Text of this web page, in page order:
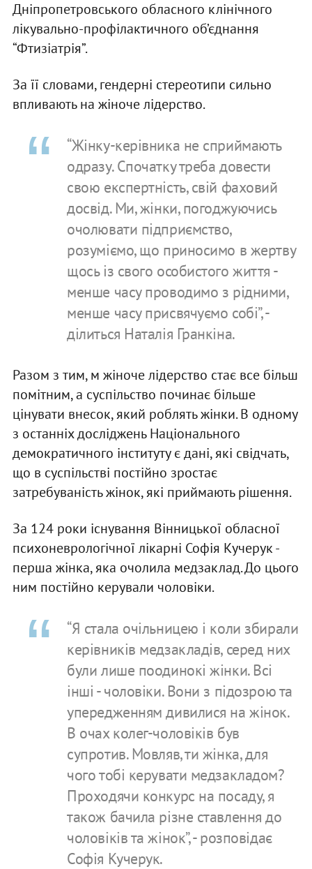
Дніпропетровського обласного клінічного
лікувально-профілактичного об’єднання
“Фтизіатрія”.
За її словами, гендерні стереотипи сильно
впливають на жіноче лідерство.
“Жінку-керівника не сприймають
одразу. Спочатку треба довести
свою експертність, свій фаховий
досвід. Ми, жінки, погоджуючись
очолювати підприємство,
розуміємо, що приносимо в жертву
щось із свого особистого життя -
менше часу проводимо з рідними,
менше часу присвячуємо собі”, -
ділиться Наталія Гранкіна.
Разом з тим, м жіноче лідерство стає все більш
помітним, а суспільство починає більше
цінувати внесок, який роблять жінки. В одному
з останніх досліджень Національного
демократичного інституту є дані, які свідчать,
що в суспільстві постійно зростає
затребуваність жінок, які приймають рішення.
За 124 роки існування Вінницької обласної
психоневрологічної лікарні Софія Кучерук -
перша жінка, яка очолила медзаклад. До цього
ним постійно керували чоловіки.
“Я стала очільницею і коли збирали
керівників медзакладів, серед них
були лише поодинокі жінки. Всі
інші - чоловіки. Вони з підозрою та
упередженням дивилися на жінок.
В очах колег-чоловіків був
супротив. Мовляв, ти жінка, для
чого тобі керувати медзакладом?
Проходячи конкурс на посаду, я
також бачила різне ставлення до
чоловіків та жінок”, - розповідає
Софія Кучерук.